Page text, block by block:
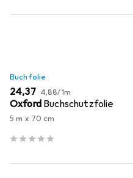
Buchfolie
EUR
24,37 EUR
4,88/1m
Oxford Buchschutzfolie
5 m x 70 cm